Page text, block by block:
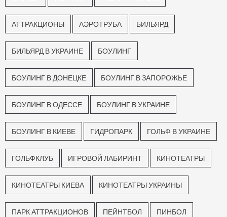
АТТРАКЦИОНЫ АЭРОТРУБА БИЛЬЯРД
БИЛЬЯРД В УКРАИНЕ БОУЛИНГ
БОУЛИНГ В ДОНЕЦКЕ БОУЛИНГ В ЗАПОРОЖЬЕ
БОУЛИНГ В ОДЕССЕ БОУЛИНГ В УКРАИНЕ
БОУЛИНГ В КИЕВЕ ГИДРОПАРК ГОЛЬФ В УКРАИНЕ
ГОЛЬФКЛУБ ИГРОВОЙ ЛАБИРИНТ КИНОТЕАТРЫ
КИНОТЕАТРЫ КИЕВА КИНОТЕАТРЫ УКРАИНЫ
ПАРК АТТРАКЦИОНОВ ПЕЙНТБОЛ ПИНБОЛ